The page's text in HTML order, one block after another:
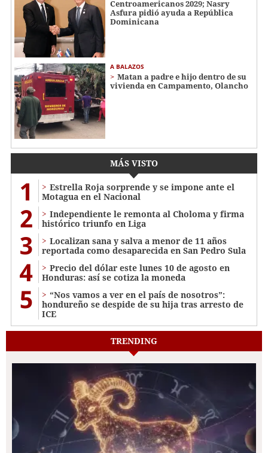
Centroamericanos 2029; Nasry
Asfura pidió ayuda a República
Dominicana
A BALAZOS
Matan a padre e hijo dentro de su
vivienda en Campamento, Olancho
MÁS VISTO
1
Estrella Roja sorprende y se impone ante el
Motagua en el Nacional
2
Independiente le remonta al Choloma y firma
histórico triunfo en Liga
3
Localizan sana y salva a menor de 11 años
reportada como desaparecida en San Pedro Sula
4
Precio del dólar este lunes 10 de agosto en
Honduras: así se cotiza la moneda
5
“Nos vamos a ver en el país de nosotros”:
hondureño se despide de su hija tras arresto de
ICE
TRENDING